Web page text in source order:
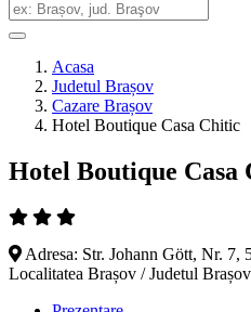
Acasa
Judetul Brașov
Cazare Brașov
Hotel Boutique Casa Chitic
Hotel Boutique Casa
Adresa: Str. Johann Gött, Nr. 7,
Localitatea Brașov / Judetul